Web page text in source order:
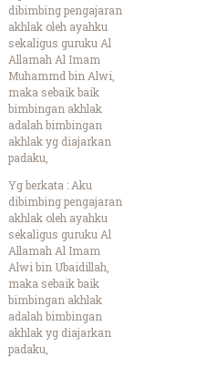
dibimbing pengajaran
akhlak oleh ayahku
sekaligus guruku Al
Allamah Al Imam
Muhammd bin Alwi,
maka sebaik baik
bimbingan akhlak
adalah bimbingan
akhlak yg diajarkan
padaku,
Yg berkata : Aku
dibimbing pengajaran
akhlak oleh ayahku
sekaligus guruku Al
Allamah Al Imam
Alwi bin Ubaidillah,
maka sebaik baik
bimbingan akhlak
adalah bimbingan
akhlak yg diajarkan
padaku,